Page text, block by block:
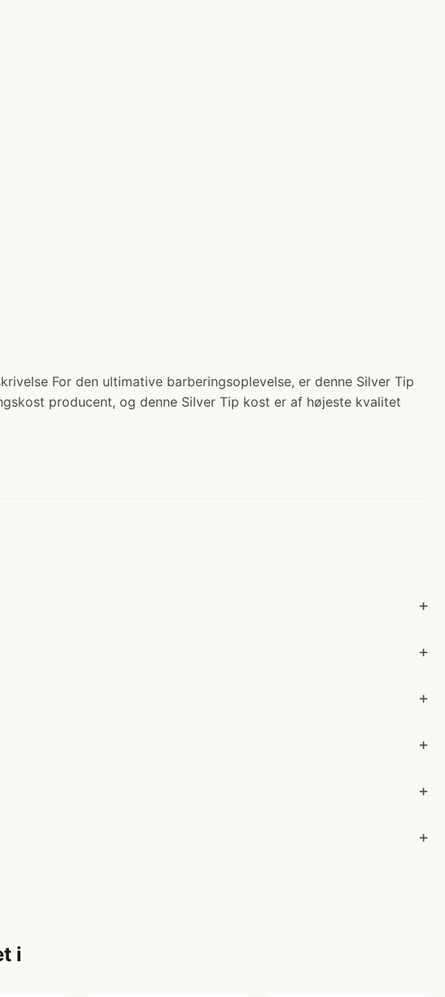
For den ultimative barberingsoplevelse, er denne Silver Tip
producent, og denne Silver Tip kost er af højeste kvalitet
i